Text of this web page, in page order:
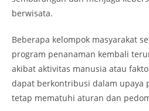
Pulau Samalona, Surga
Dikunjungi
Pulau Samalona adalah destinasi
keindahan alam dan pengalaman
snorkeling di terumbu karang
hidangan laut segar di tepi